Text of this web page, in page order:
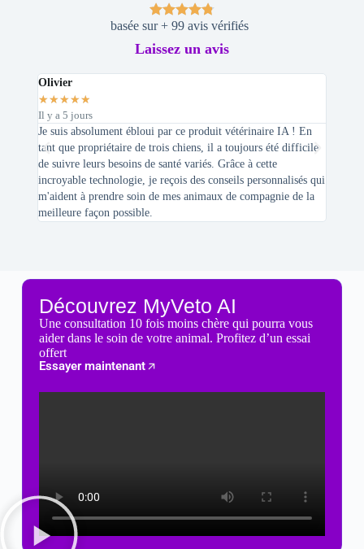
basée sur + 99 avis vérifiés
Laissez un avis
Olivier
★★★★★
Il y a 5 jours
Je suis absolument ébloui par ce produit vétérinaire IA ! En
tant que propriétaire de trois chiens, il a toujours été difficile
de suivre leurs besoins de santé variés. Grâce à cette
incroyable technologie, je reçois des conseils personnalisés qui
m'aident à prendre soin de mes animaux de compagnie de la
meilleure façon possible.
Découvrez MyVeto AI
Une consultation 10 fois moins chère qui pourra vous
aider dans le soin de votre animal. Profitez d’un essai
offert
Essayer maintenant